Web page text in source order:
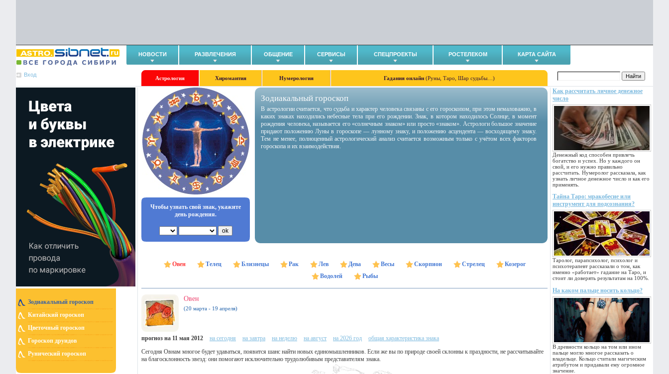
НОВОСТИ РАЗВЛЕЧЕНИЯ ОБЩЕНИЕ СЕРВИСЫ СПЕЦПРОЕКТЫ РОСТЕЛЕКОМ КАРТА САЙТА
Вход
Астрология Хиромантия Нумерология Гадания онлайн (Руны, Таро, Шар судьбы…)
Зодиакальный гороскоп
Китайский гороскоп
Цветочный гороскоп
Гороскоп друидов
Рунический гороскоп
Как рассчитать личное денежное
число
Денежный код способен привлечь
богатство и успех. Но у каждого он
свой, и его нужно правильно
рассчитать. Нумеролог рассказала, как
узнать личное денежное число и как его
применять.
Тайна Таро: мракобесие или
инструмент для подсознания?
Таролог, парапсихолог, психолог и
психотерапевт рассказали о том, как
именно «работает» гадание на Таро, и
стоит ли доверять результатам на 100%.
На каком пальце носить кольцо?
В древности кольцо на том или ином
пальце могло многое рассказать о
владельце. Кольцо считали магическим
атрибутом и придавали ему огромное
значение.
Чтобы узнать свой знак, укажите
день рождения.
Зодиакальный гороскоп
В астрологии считается, что судьба и характер человека связаны с его гороскопом, при этом немаловажно, в
каких знаках находились небесные тела при его рождении. Знак, в котором находилось Солнце, в момент
рождения человека, называется его «солнечным знаком» или просто «знаком». Астрологи большое значение
придают положению Луны в гороскопе — лунному знаку, и положению асцендента — восходящему знаку.
Тем не менее, полноценный астрологический анализ считается возможным только с учётом всех факторов
гороскопа и их взаимодействия.
Овен Телец Близнецы Рак Лев Дева Весы Скорпион Стрелец
Козерог
Водолей
Рыбы
Овен
(20 марта - 19 апреля)
прогноз на 11 мая 2012 на сегодня на завтра на неделю на август на 2026 год
общая характеристика знака
Сегодня Овнам многое будет удаваться, появится шанс найти новых единомышленников. Если же вы по природе своей склонны к праздности, не рассчитывайте
на благосклонность звезд: они помогают исключительно трудолюбивым представителям знака.